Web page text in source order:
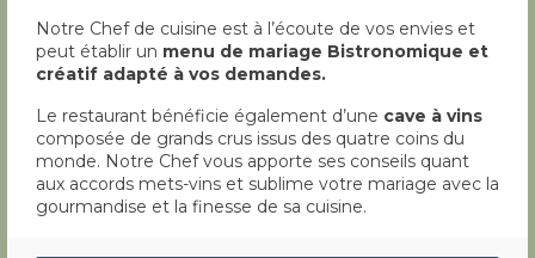
Notre Chef de cuisine est à l’écoute de vos envies et
peut établir un menu de mariage Bistronomique et
créatif adapté à vos demandes.
Le restaurant bénéficie également d’une cave à vins
composée de grands crus issus des quatre coins du
monde. Notre Chef vous apporte ses conseils quant
aux accords mets-vins et sublime votre mariage avec la
gourmandise et la finesse de sa cuisine.